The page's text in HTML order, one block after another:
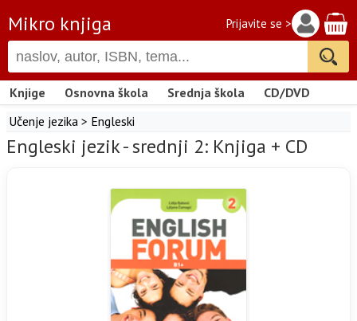
Mikro knjiga Prijavite se >
Knjige Osnovna škola Srednja škola
CD/DVD
Učenje jezika > Engleski
Engleski jezik - srednji 2: Knjiga + CD